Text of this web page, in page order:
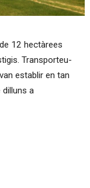
12 hectàrees
Transporteu-
establir en tan
dilluns a